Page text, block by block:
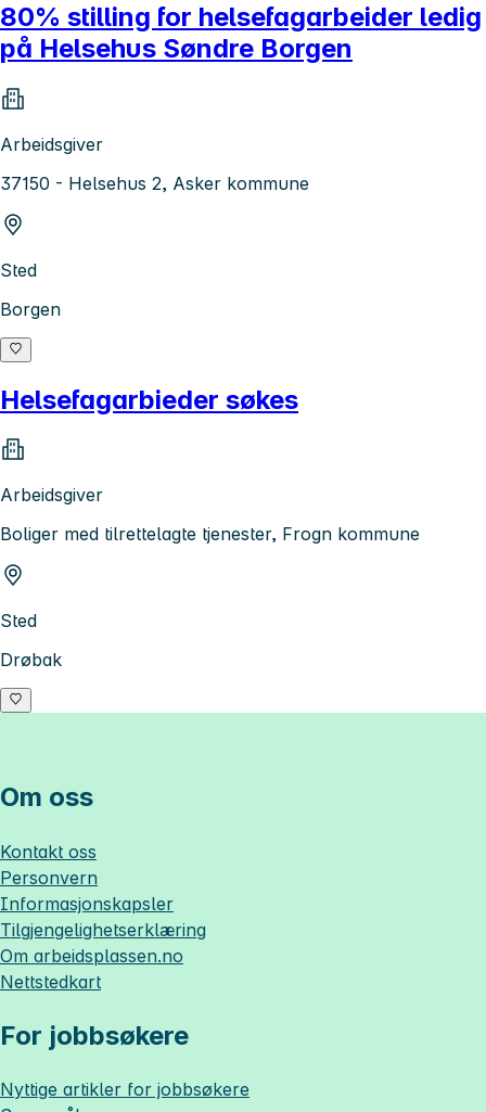
80% stilling for helsefagarbeider ledig
på Helsehus Søndre Borgen
Arbeidsgiver
37150 - Helsehus 2, Asker kommune
Sted
Borgen
Helsefagarbieder søkes
Arbeidsgiver
Boliger med tilrettelagte tjenester, Frogn kommune
Sted
Drøbak
Om oss
Kontakt oss
Personvern
Informasjonskapsler
Tilgjengelighetserklæring
Om arbeidsplassen.no
Nettstedkart
For jobbsøkere
Nyttige artikler for jobbsøkere